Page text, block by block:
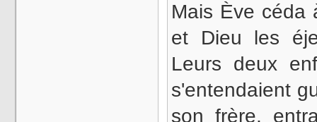
Mais Ève céda
et Dieu les
Leurs deux
s'entendaient
son frère,